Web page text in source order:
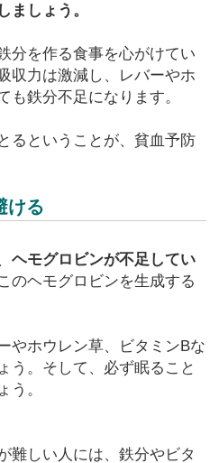
ましょう。
分を作る食事を心がけてい
収力は激減し、レバーやホ
も鉄分不足になります。
るということが、貧血予防
ける
ヘモグロビンが不足してい
のヘモグロビンを生成する
やホウレン草、ビタミンBな
う。そして、必ず眠ること
う。
難しい人には、鉄分やビタ